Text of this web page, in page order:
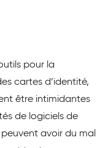
pour la
cartes d’identité,
être intimidantes
de logiciels de
avoir du mal